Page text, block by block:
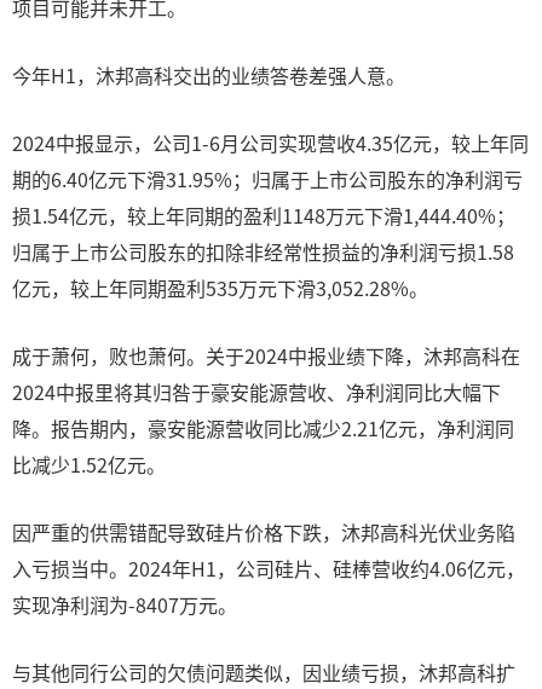
项目可能并未开工。
今年H1，沐邦高科交出的业绩答卷差强人意。
2024中报显示，公司1-6月公司实现营收4.35亿元，较上年同
期的6.40亿元下滑31.95%；归属于上市公司股东的净利润亏
损1.54亿元，较上年同期的盈利1148万元下滑1,444.40%；
归属于上市公司股东的扣除非经常性损益的净利润亏损1.58
亿元，较上年同期盈利535万元下滑3,052.28%。
成于萧何，败也萧何。关于2024中报业绩下降，沐邦高科在
2024中报里将其归咎于豪安能源营收、净利润同比大幅下
降。报告期内，豪安能源营收同比减少2.21亿元，净利润同
比减少1.52亿元。
因严重的供需错配导致硅片价格下跌，沐邦高科光伏业务陷
入亏损当中。2024年H1，公司硅片、硅棒营收约4.06亿元，
实现净利润为-8407万元。
与其他同行公司的欠债问题类似，因业绩亏损，沐邦高科扩